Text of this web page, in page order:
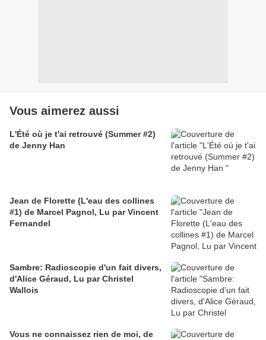
Vous aimerez aussi
L'Été où je t'ai retrouvé (Summer #2)
de Jenny Han
Jean de Florette (L'eau des collines
#1) de Marcel Pagnol, Lu par Vincent
Fernandel
Sambre: Radioscopie d'un fait divers,
d'Alice Géraud, Lu par Christel
Wallois
Vous ne connaissez rien de moi, de